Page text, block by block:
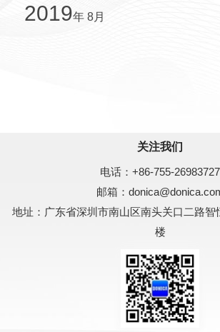
2019年 8月
关注我们
电话： +86-755-26983727
邮箱：
地址：广东省深圳市南山区南头关口二路智
楼